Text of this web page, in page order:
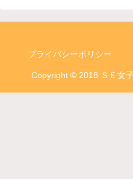
プライバシーポリシー
Copyright © 2018 ＳＥ女